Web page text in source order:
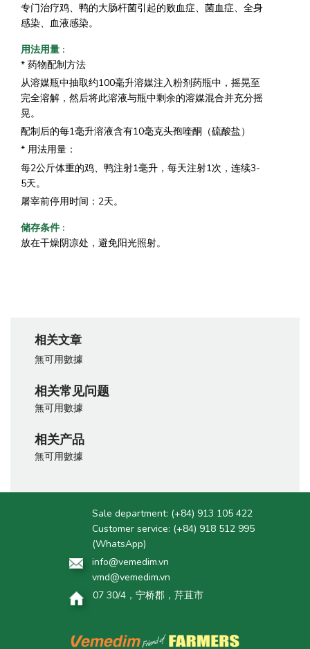
专门治疗鸡、鸭的大肠杆菌引起的败血症、菌血症、全身
感染、血液感染。
用法用量 :
* 药物配制方法
从溶媒瓶中抽取约100毫升溶媒注入粉剂药瓶中，摇晃至
完全溶解，然后将此溶液与瓶中剩余的溶媒混合并充分摇
晃。
配制后的每1毫升溶液含有10毫克头孢喹酮（硫酸盐）
* 用法用量：
每2公斤体重的鸡、鸭注射1毫升，每天注射1次，连续3-
5天。
屠宰前停用时间：2天。
储存条件 :
放在干燥阴凉处，避免阳光照射。
相关文章
無可用數據
相关常见问题
無可用數據
相关产品
無可用數據
Sale department: (+84) 913 105 422
Customer service: (+84) 918 512 995
(WhatsApp)
info@vemedim.vn
vmd@vemedim.vn
07 30/4，宁桥郡，芹苴市